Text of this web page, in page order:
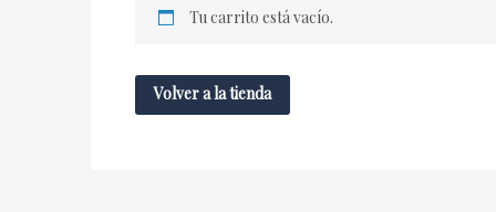
Tu carrito está vacío.
Volver a la tienda